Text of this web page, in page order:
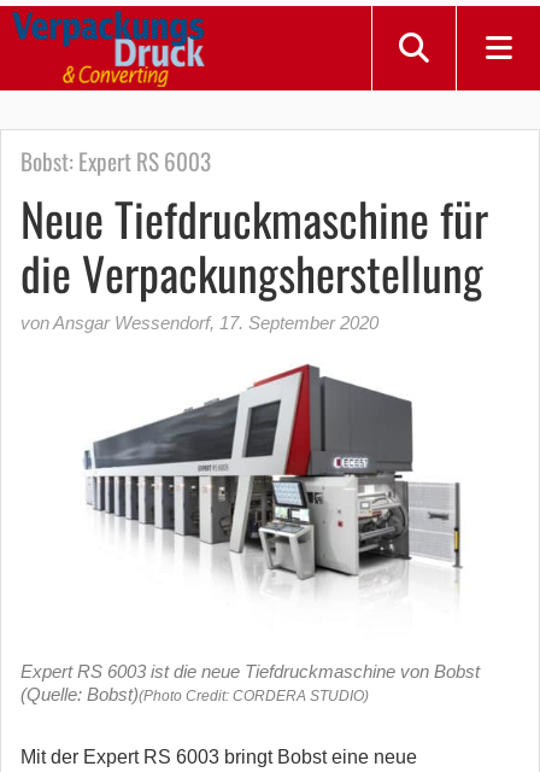
Bobst: Expert RS 6003
Neue Tiefdruckmaschine für
die Verpackungsherstellung
von Ansgar Wessendorf, 17. September 2020
Expert RS 6003 ist die neue Tiefdruckmaschine von Bobst
(Quelle: Bobst)(Photo Credit: CORDERA STUDIO)
Mit der Expert RS 6003 bringt Bobst eine neue